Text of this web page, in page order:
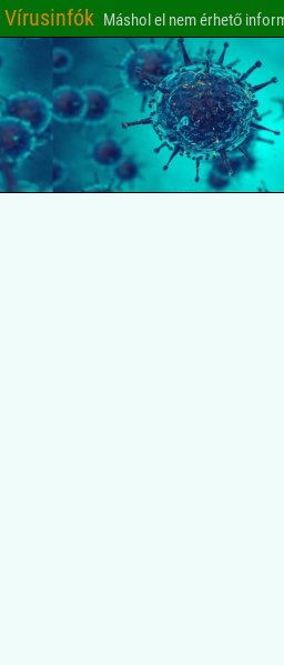
Vírusinfók Máshol el nem érhető